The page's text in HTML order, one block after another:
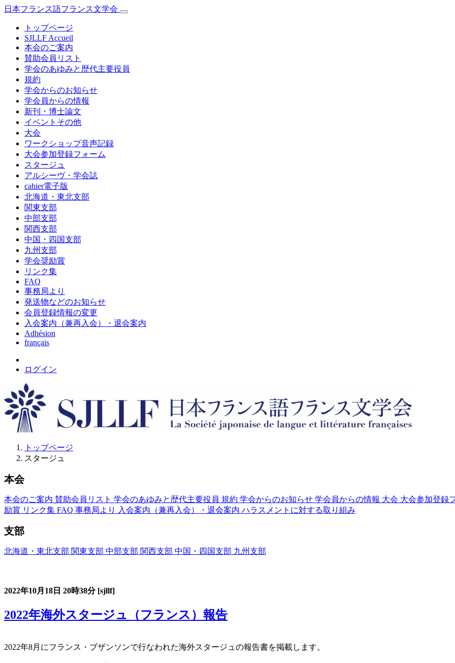
日本フランス語フランス文学会
トップページ
SJLLF Accueil
本会のご案内
賛助会員リスト
学会のあゆみと歴代主要役員
規約
学会からのお知らせ
学会員からの情報
新刊・博士論文
イベントその他
大会
ワークショップ音声記録
大会参加登録フォーム
スタージュ
アルシーヴ・学会誌
cahier電子版
北海道・東北支部
関東支部
中部支部
関西支部
中国・四国支部
九州支部
学会奨励賞
リンク集
FAQ
事務局より
発送物などのお知らせ
会員登録情報の変更
入会案内（兼再入会）・退会案内
Adhésion
français
ログイン
トップページ
スタージュ
本会
本会のご案内 賛助会員リスト 学会のあゆみと歴代主要役員 規約 学会からのお知らせ 学会員からの情報 大会 大会参加登録
励賞 リンク集 FAQ 事務局より 入会案内（兼再入会）・退会案内 ハラスメントに対する取り組み
支部
北海道・東北支部 関東支部 中部支部 関西支部 中国・四国支部 九州支部
2022年10月18日 20時38分 [sjllf]
2022年海外スタージュ（フランス）報告
2022年8月にフランス・ブザンソンで行なわれた海外スタージュの報告書を掲載します。